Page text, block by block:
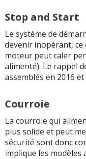
Stop and Start
Le système de
devenir inopérant,
moteur peut caler
alimenté). Le rappel
assemblés en 2016 et
Courroie
La courroie qui
plus solide et peut
sécurité sont donc
implique les modèles